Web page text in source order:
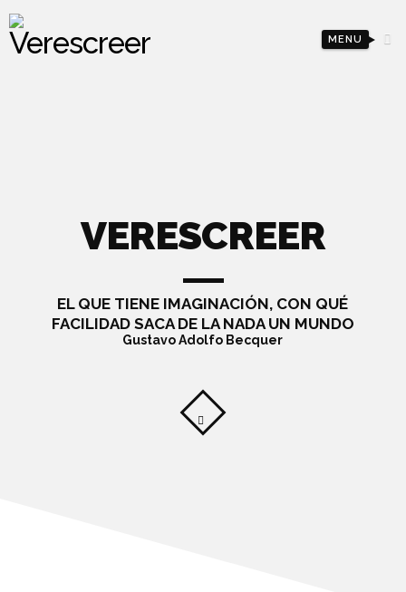
MENU
VERESCREER
EL QUE TIENE IMAGINACIÓN, CON QUÉ
FACILIDAD SACA DE LA NADA UN MUNDO
Gustavo Adolfo Becquer